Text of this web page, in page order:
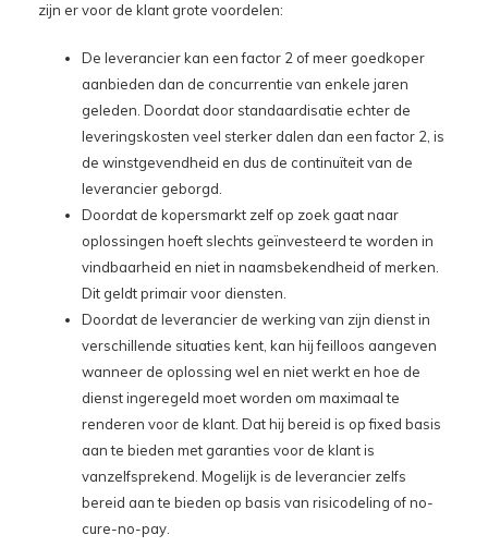
zijn er voor de klant grote voordelen:
De leverancier kan een factor 2 of meer goedkoper
aanbieden dan de concurrentie van enkele jaren
geleden. Doordat door standaardisatie echter de
leveringskosten veel sterker dalen dan een factor 2, is
de winstgevendheid en dus de continuïteit van de
leverancier geborgd.
Doordat de kopersmarkt zelf op zoek gaat naar
oplossingen hoeft slechts geïnvesteerd te worden in
vindbaarheid en niet in naamsbekendheid of merken.
Dit geldt primair voor diensten.
Doordat de leverancier de werking van zijn dienst in
verschillende situaties kent, kan hij feilloos aangeven
wanneer de oplossing wel en niet werkt en hoe de
dienst ingeregeld moet worden om maximaal te
renderen voor de klant. Dat hij bereid is op fixed basis
aan te bieden met garanties voor de klant is
vanzelfsprekend. Mogelijk is de leverancier zelfs
bereid aan te bieden op basis van risicodeling of no-
cure-no-pay.